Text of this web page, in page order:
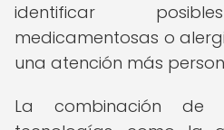
identificar
medicamentosas o
una atención más
La combinación